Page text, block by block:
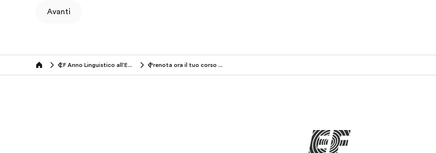
Avanti
Home EF Anno Linguistico all'Estero Prenota ora il tuo corso di lingua